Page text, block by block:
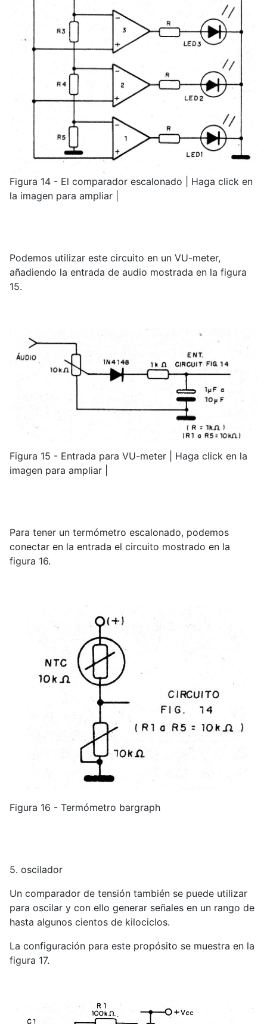
Figura 14 - El comparador escalonado | Haga click en
la imagen para ampliar |
Podemos utilizar este circuito en un VU-meter,
añadiendo la entrada de audio mostrada en la figura
15.
Figura 15 - Entrada para VU-meter | Haga click en la
imagen para ampliar |
Para tener un termómetro escalonado, podemos
conectar en la entrada el circuito mostrado en la
figura 16.
Figura 16 - Termómetro bargraph
5. oscilador
Un comparador de tensión también se puede utilizar
para oscilar y con ello generar señales en un rango de
hasta algunos cientos de kilociclos.
La configuración para este propósito se muestra en la
figura 17.